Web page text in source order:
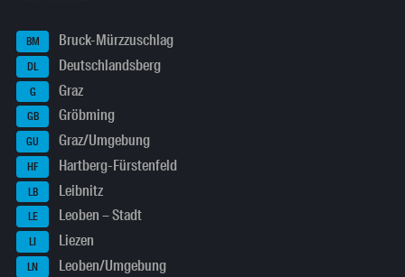
BM Bruck-Mürzzuschlag
DL Deutschlandsberg
G Graz
GB Gröbming
GU Graz/Umgebung
HF Hartberg-Fürstenfeld
LB Leibnitz
LE Leoben – Stadt
LI Liezen
LN Leoben/Umgebung